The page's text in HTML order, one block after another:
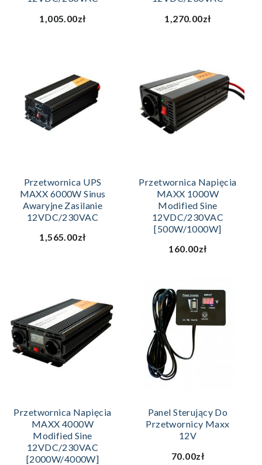
1,005.00zł
1,270.00zł
Przetwornica UPS
MAXX 6000W Sinus
Awaryjne Zasilanie
12VDC/230VAC
1,565.00zł
Przetwornica Napięcia
MAXX 1000W
Modified Sine
12VDC/230VAC
[500W/1000W]
160.00zł
Przetwornica Napięcia
MAXX 4000W
Modified Sine
12VDC/230VAC
[2000W/4000W]
Panel Sterujący Do
Przetwornicy Maxx
12V
70.00zł